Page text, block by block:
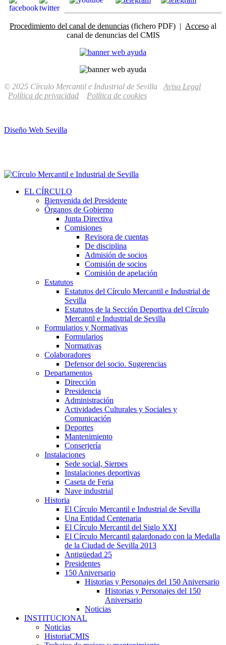
Procedimiento del canal de denuncias (fichero PDF) | Acceso al
canal de denuncias del CMIS
© 2025 Círculo Mercantil e Industrial de Sevilla Aviso Legal
Política de privacidad
Política de cookies
Diseño Web Sevilla
EL CÍRCULO
Bienvenida del Presidente
Órganos de Gobierno
Junta Directiva
Comisiones
Revisora de cuentas
De disciplina
Admisión de socios
Comisión de socios
Comisión de apelación
Estatutos
Estatutos del Círculo Mercantil e Industrial de
Sevilla
Estatutos de la Sección Deportiva del Círculo
Mercantil e Industrial de Sevilla
Formularios y Normativas
Formularios
Normativas
Colaboradores
Defensor del socio. Sugerencias
Departamentos
Dirección
Presidencia
Administración
Actividades Culturales y Sociales y
Comunicación
Deportes
Mantenimiento
Conserjería
Instalaciones
Sede social, Sierpes
Instalaciones deportivas
Caseta de Feria
Nave industrial
Historia
El Círculo Mercantil e Industrial de Sevilla
Una Entidad Centenaria
El Círculo Mercantil del Siglo XXI
El Círculo Mercantil galardonado con la Medalla
de la Ciudad de Sevilla 2013
Antigüedad 25
Presidentes
150 Aniversario
Historias y Personajes del 150 Aniversario
Historias y Personajes del 150
Aniversario
Noticias
INSTITUCIONAL
Noticias
HistoriaCMIS